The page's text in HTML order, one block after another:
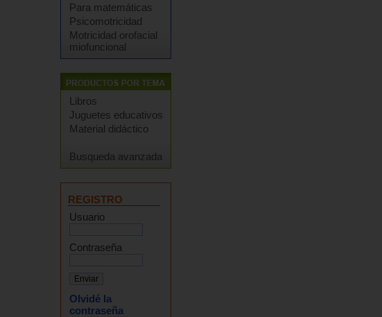
Para matemáticas
Psicomotricidad
Motricidad orofacial
miofuncional
Libros
Juguetes educativos
Material didáctico
Busqueda avanzada
REGISTRO
Usuario
Contraseña
Olvidé la
contraseña